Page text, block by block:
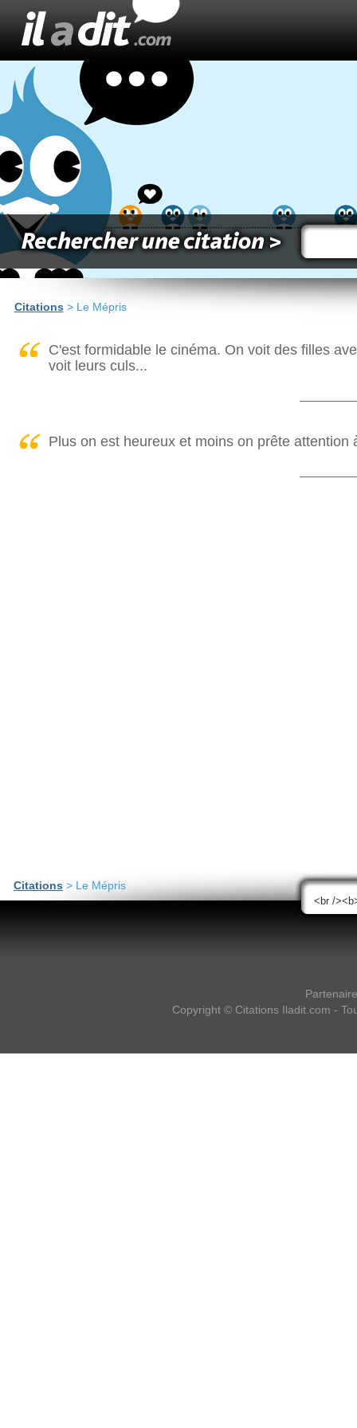
Citations > Le Mépris
C'est formidable le cinéma. On voit des filles
voit leurs culs...
Plus on est heureux et moins on prête attention
Citations > Le Mépris
Copyright © Citations Iladit.com -